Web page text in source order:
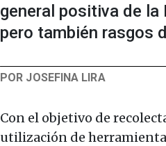
general positiva de
pero también rasgos
POR JOSEFINA LIRA
Con el objetivo de
utilización de